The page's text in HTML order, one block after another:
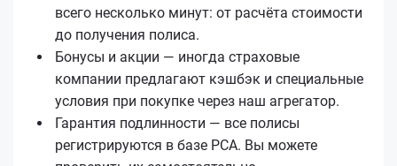
всего несколько минут: от расчёта стоимости
до получения полиса.
Бонусы и акции — иногда страховые
компании предлагают кэшбэк и специальные
условия при покупке через наш агрегатор.
Гарантия подлинности — все полисы
регистрируются в базе РСА. Вы можете